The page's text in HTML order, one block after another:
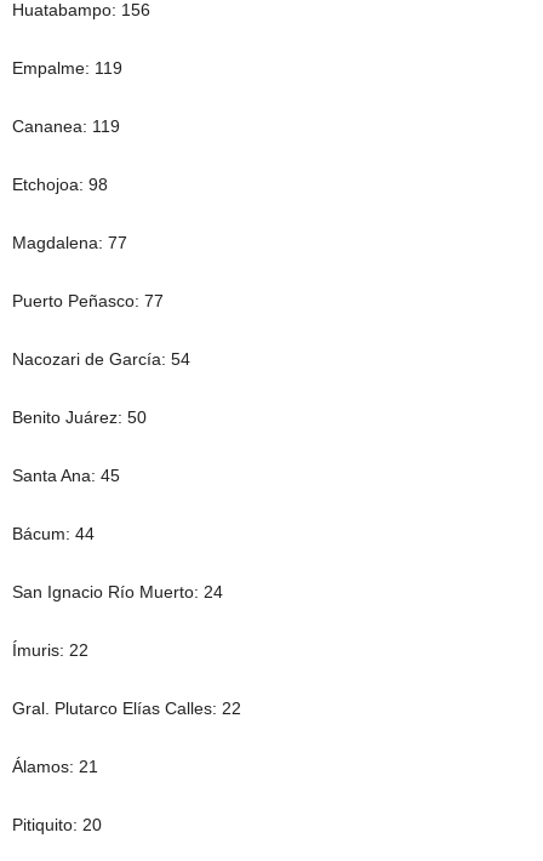
Huatabampo: 156
Empalme: 119
Cananea: 119
Etchojoa: 98
Magdalena: 77
Puerto Peñasco: 77
Nacozari de García: 54
Benito Juárez: 50
Santa Ana: 45
Bácum: 44
San Ignacio Río Muerto: 24
Ímuris: 22
Gral. Plutarco Elías Calles: 22
Álamos: 21
Pitiquito: 20